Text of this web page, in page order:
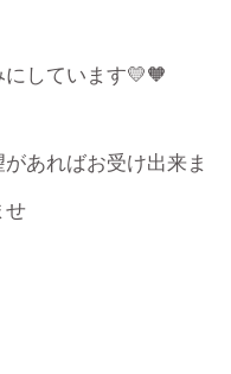
しています💛🧡
あればお受け出来ま
せ